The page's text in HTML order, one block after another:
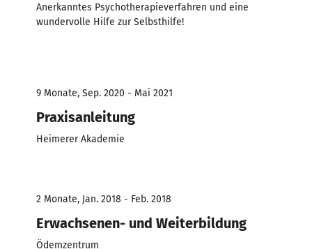
Anerkanntes Psychotherapieverfahren und eine
wundervolle Hilfe zur Selbsthilfe!
9 Monate, Sep. 2020 - Mai 2021
Praxisanleitung
Heimerer Akademie
2 Monate, Jan. 2018 - Feb. 2018
Erwachsenen- und Weiterbildung
Ödemzentrum